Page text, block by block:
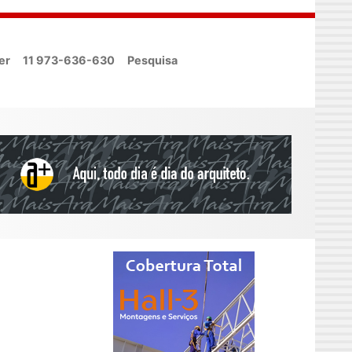
11 973-636-630 Pesquisa